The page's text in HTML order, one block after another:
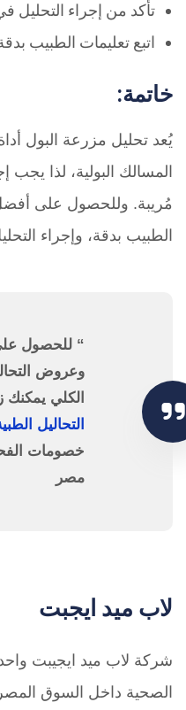
تأكد من إجراء التحليل
اتبع تعليمات الطبيب
خاتمة:
يُعد تحليل مزرعة البول
المسالك البولية، لذا
مُريبة. وللحصول على أفضل
الطبيب بدقة، وإجراء
“ للحصول
وعروض
الكلي
التحاليل
خصومات
مصر
لاب ميد ايجبت
شركة لاب ميد ايجيبت
الصحية داخل السوق